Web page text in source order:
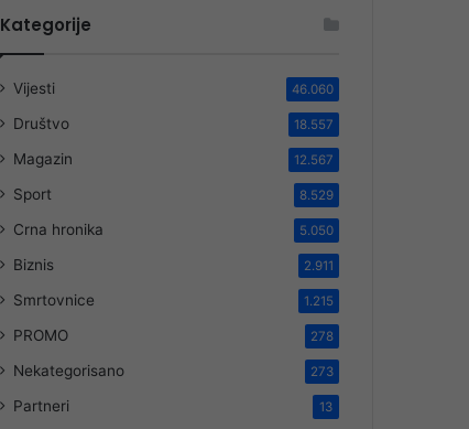
Kategorije
Vijesti 46.060
Društvo 18.557
Magazin 12.567
Sport 8.529
Crna hronika 5.050
Biznis 2.911
Smrtovnice 1.215
PROMO 278
Nekategorisano 273
Partneri 13